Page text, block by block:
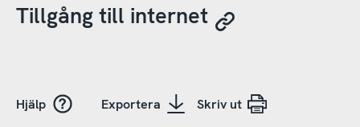
Tillgång till internet
Hjälp Exportera Skriv ut